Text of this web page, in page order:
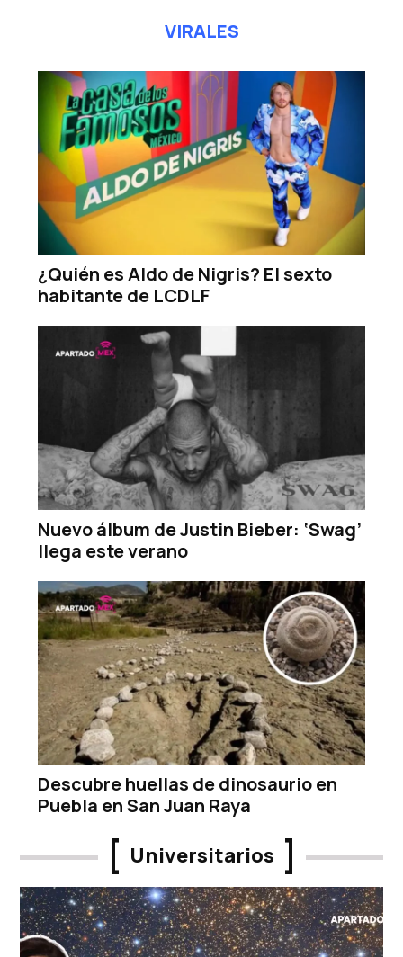
VIRALES
¿Quién es Aldo de Nigris? El sexto
habitante de LCDLF
Nuevo álbum de Justin Bieber: ‘Swag’
llega este verano
Descubre huellas de dinosaurio en
Puebla en San Juan Raya
Universitarios